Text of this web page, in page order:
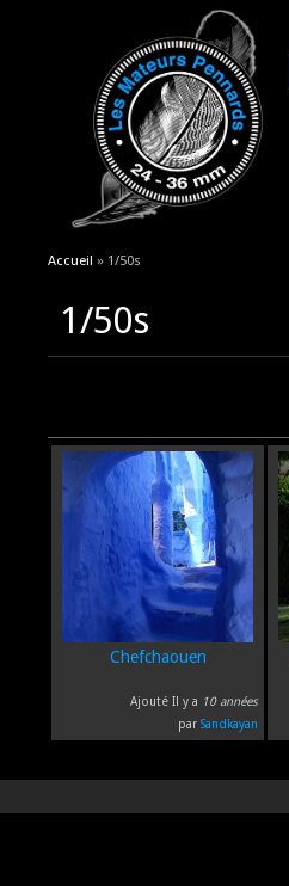
Vous êtes ici
Accueil » 1/50s
1/50s
Chefchaouen
Ajouté Il y a 10 années
par Sandkayan